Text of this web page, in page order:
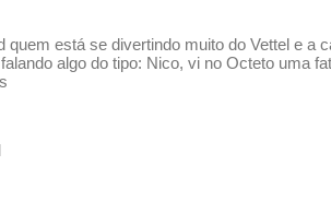
está se divertindo muito do Vettel e a
algo do tipo: Nico, vi no Octeto uma